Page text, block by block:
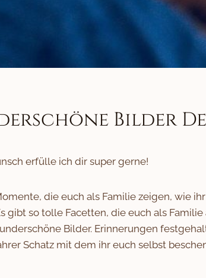
Bilder
erfülle ich dir super gerne!
die euch als Familie zeigen, wie
so tolle Facetten, die euch als Familie
Bilder. Erinnerungen
Schatz mit dem ihr euch selbst